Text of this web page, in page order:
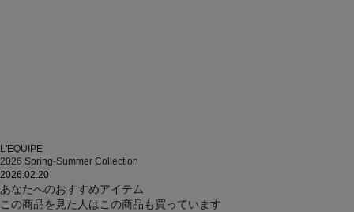
L'EQUIPE
2026 Spring-Summer Collection
2026.02.20
あなたへのおすすめアイテム
この商品を見た人はこの商品も買っています